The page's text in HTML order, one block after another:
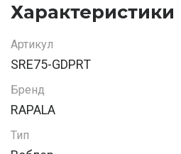
Характеристики
Артикул
SRE75-GDPRT
Бренд
RAPALA
Тип